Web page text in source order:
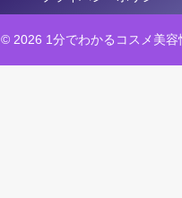
© 2026 1分でわかるコスメ美容